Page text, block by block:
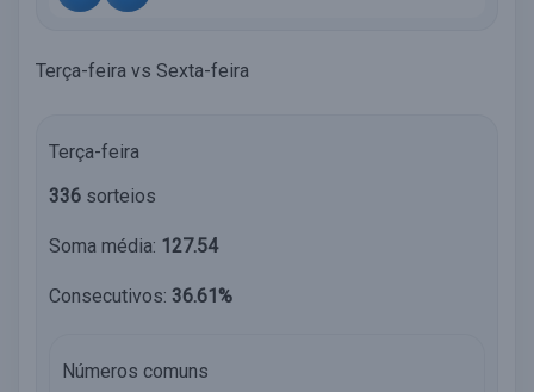
Terça-feira vs Sexta-feira
Terça-feira
336 sorteios
Soma média: 127.54
Consecutivos: 36.61%
Números comuns